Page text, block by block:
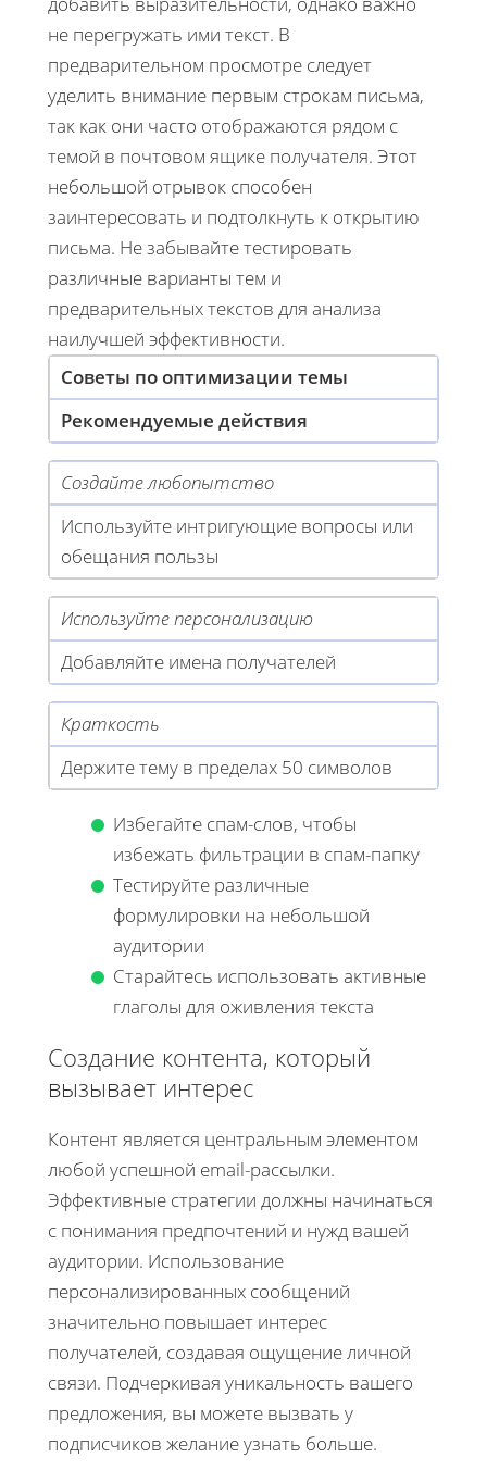
не перегружать ими текст. В
предварительном просмотре следует
уделить внимание первым строкам письма,
так как они часто отображаются рядом с
темой в почтовом ящике получателя. Этот
небольшой отрывок способен
заинтересовать и подтолкнуть к открытию
письма. Не забывайте тестировать
различные варианты тем и
предварительных текстов для анализа
наилучшей эффективности.
Советы по оптимизации темы
Рекомендуемые действия
Создайте любопытство
Используйте интригующие вопросы или
обещания пользы
Используйте персонализацию
Добавляйте имена получателей
Краткость
Держите тему в пределах 50 символов
Избегайте спам-слов, чтобы
избежать фильтрации в спам-папку
Тестируйте различные
формулировки на небольшой
аудитории
Старайтесь использовать активные
глаголы для оживления текста
Создание контента, который
вызывает интерес
Контент является центральным элементом
любой успешной email-рассылки.
Эффективные стратегии должны начинаться
с понимания предпочтений и нужд вашей
аудитории. Использование
персонализированных сообщений
значительно повышает интерес
получателей, создавая ощущение личной
связи. Подчеркивая уникальность вашего
предложения, вы можете вызвать у
подписчиков желание узнать больше.